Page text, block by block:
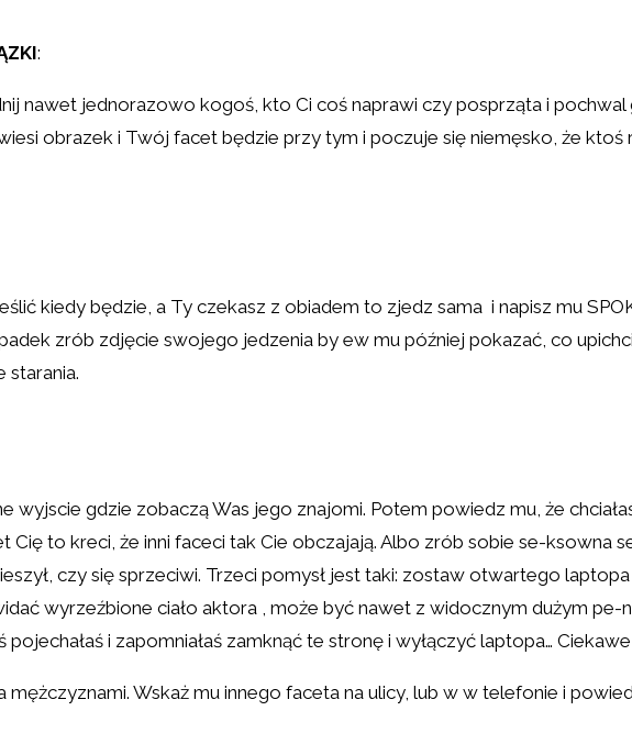
:
nawet jednorazowo kogoś, kto Ci coś naprawi czy posprząta i
obrazek i Twój facet będzie przy tym i poczuje się niemęsko, że
kiedy będzie, a Ty czekasz z obiadem to zjedz sama i napisz mu
zrób zdjęcie swojego jedzenia by ew mu później pokazać, co
starania.
gdzie zobaczą Was jego znajomi. Potem powiedz mu, że
to kreci, że inni faceci tak Cie obczajają. Albo zrób sobie se-ksowna
czy się sprzeciwi. Trzeci pomysł jest taki: zostaw otwartego
wyrzeźbione ciało aktora , może być nawet z widocznym dużym
i zapomniałaś zamknąć te stronę i wyłączyć laptopa…
Wskaż mu innego faceta na ulicy, lub w w telefonie i